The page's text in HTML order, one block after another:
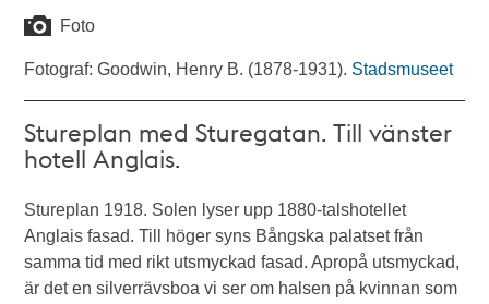
Foto
Fotograf: Goodwin, Henry B. (1878-1931). Stadsmuseet
Stureplan med Sturegatan. Till vänster
hotell Anglais.
Stureplan 1918. Solen lyser upp 1880-talshotellet
Anglais fasad. Till höger syns Bångska palatset från
samma tid med rikt utsmyckad fasad. Apropå utsmyckad,
är det en silverrävsboa vi ser om halsen på kvinnan som